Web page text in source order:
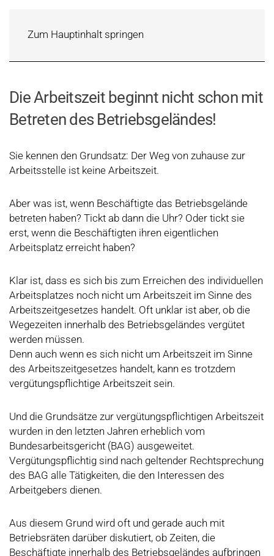
Zum Hauptinhalt springen
Die Arbeitszeit beginnt nicht schon mit
Betreten des Betriebsgeländes!
Sie kennen den Grundsatz: Der Weg von zuhause zur
Arbeitsstelle ist keine Arbeitszeit.
Aber was ist, wenn Beschäftigte das Betriebsgelände
betreten haben? Tickt ab dann die Uhr? Oder tickt sie
erst, wenn die Beschäftigten ihren eigentlichen
Arbeitsplatz erreicht haben?
Klar ist, dass es sich bis zum Erreichen des individuellen
Arbeitsplatzes noch nicht um Arbeitszeit im Sinne des
Arbeitszeitgesetzes handelt. Oft unklar ist aber, ob die
Wegezeiten innerhalb des Betriebsgeländes vergütet
werden müssen.
Denn auch wenn es sich nicht um Arbeitszeit im Sinne
des Arbeitszeitgesetzes handelt, kann es trotzdem
vergütungspflichtige Arbeitszeit sein.
Und die Grundsätze zur vergütungspflichtigen Arbeitszeit
wurden in den letzten Jahren erheblich vom
Bundesarbeitsgericht (BAG) ausgeweitet.
Vergütungspflichtig sind nach geltender Rechtsprechung
des BAG alle Tätigkeiten, die den Interessen des
Arbeitgebers dienen.
Aus diesem Grund wird oft und gerade auch mit
Betriebsräten darüber diskutiert, ob Zeiten, die
Beschäftigte innerhalb des Betriebsgeländes aufbringen